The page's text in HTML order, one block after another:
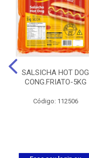
SALSICHA HOT DOG
CONG.FRIATO-5KG
Código: 112506